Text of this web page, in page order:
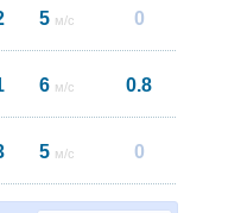
5 м/с 0
6 м/с 0.8
5 м/с 0